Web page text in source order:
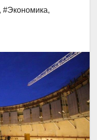
, #Экономика,